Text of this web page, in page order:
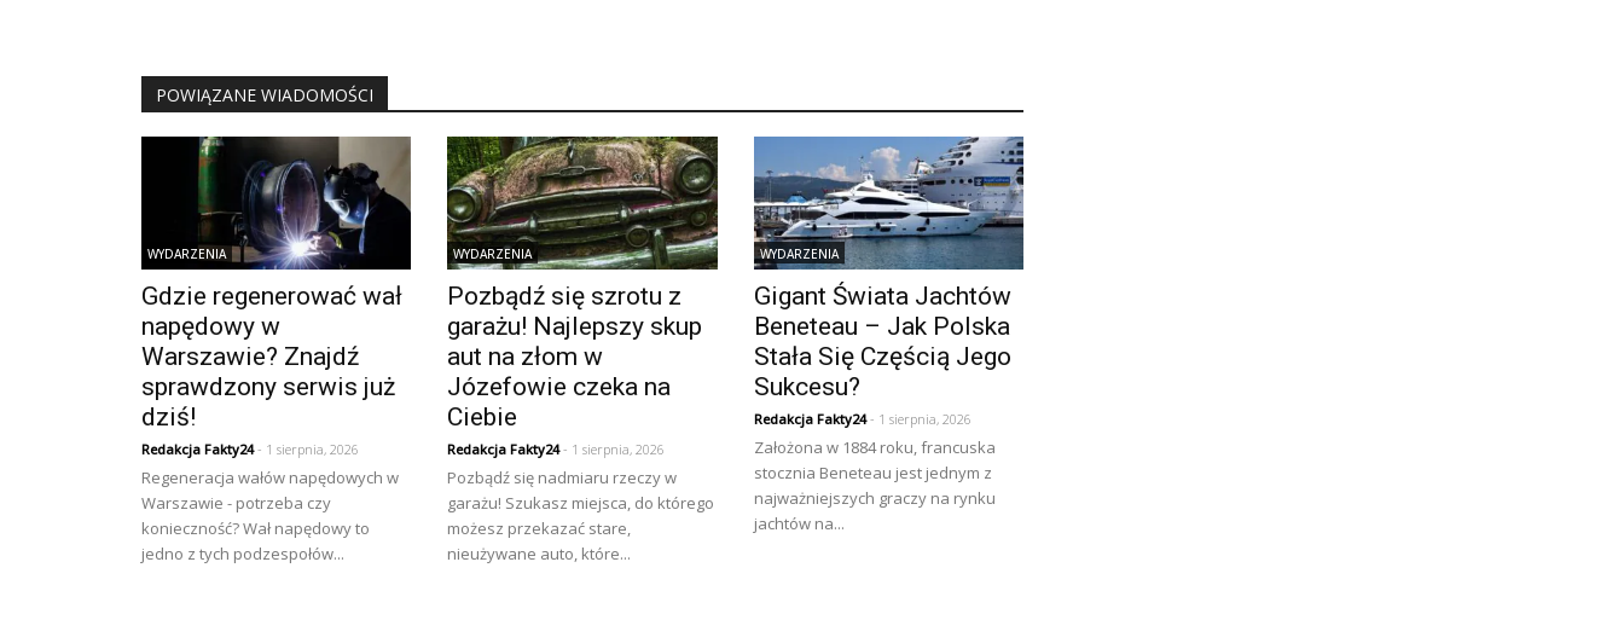
POWIĄZANE WIADOMOŚCI
WYDARZENIA
Gdzie regenerować wał
napędowy w
Warszawie? Znajdź
sprawdzony serwis już
dziś!
Redakcja Fakty24- 1 sierpnia, 2026
Regeneracja wałów napędowych w
Warszawie - potrzeba czy
konieczność? Wał napędowy to
jedno z tych podzespołów...
WYDARZENIA
Pozbądź się szrotu z
garażu! Najlepszy skup
aut na złom w
Józefowie czeka na
Ciebie
Redakcja Fakty24- 1 sierpnia, 2026
Pozbądź się nadmiaru rzeczy w
garażu! Szukasz miejsca, do którego
możesz przekazać stare,
nieużywane auto, które...
WYDARZENIA
Gigant Świata Jachtów
Beneteau – Jak Polska
Stała Się Częścią Jego
Sukcesu?
Redakcja Fakty24- 1 sierpnia, 2026
Założona w 1884 roku, francuska
stocznia Beneteau jest jednym z
najważniejszych graczy na rynku
jachtów na...